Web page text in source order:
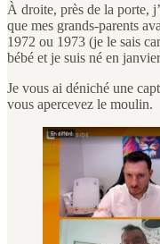
À droite, près de la porte,
que mes grands-parents
1972 ou 1973 (je le sais
bébé et je suis né en
Je vous ai déniché une
vous apercevez le moulin.